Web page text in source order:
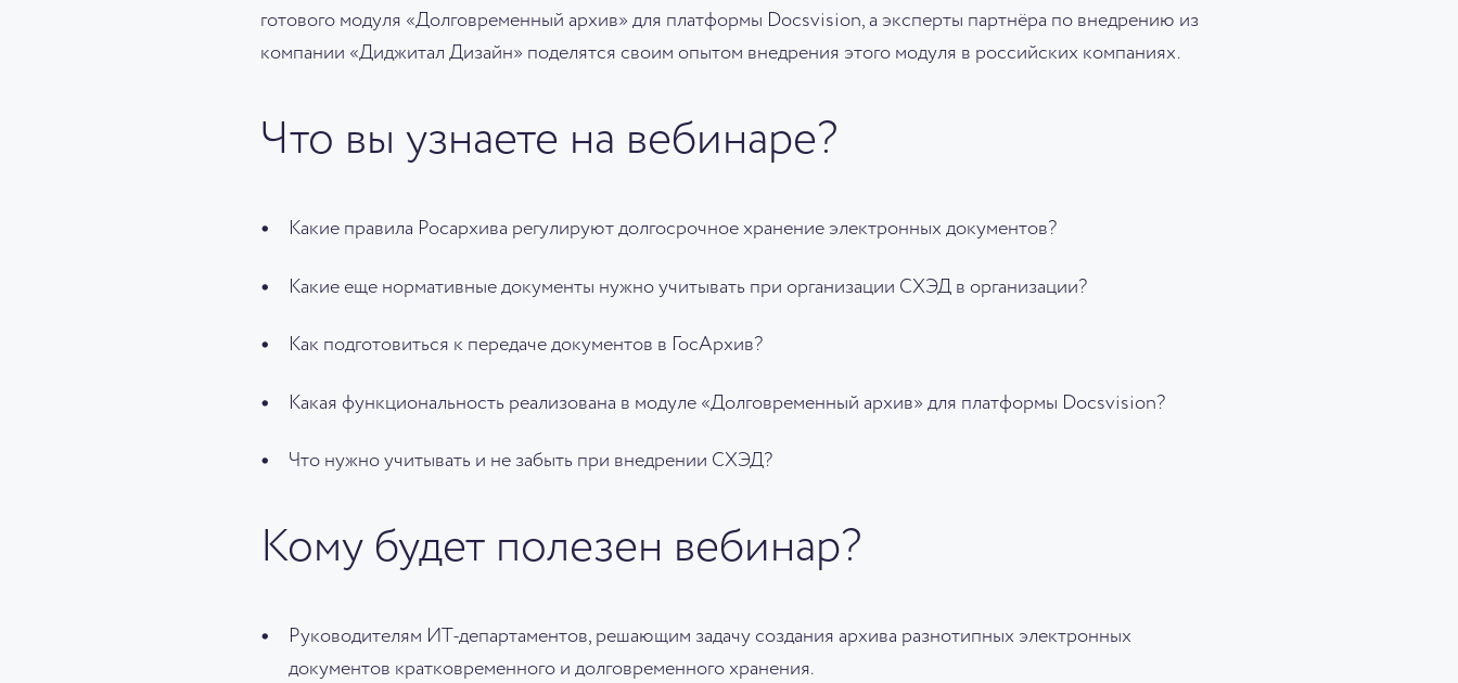
готового модуля «Долговременный архив» для платформы Docsvision, а эксперты партнёра по внедрению из
компании «Диджитал Дизайн» поделятся своим опытом внедрения этого модуля в российских компаниях.
Что вы узнаете на вебинаре?
Какие правила Росархива регулируют долгосрочное хранение электронных документов?
Какие еще нормативные документы нужно учитывать при организации СХЭД в организации?
Как подготовиться к передаче документов в ГосАрхив?
Какая функциональность реализована в модуле «Долговременный архив» для платформы Docsvision?
Что нужно учитывать и не забыть при внедрении СХЭД?
Кому будет полезен вебинар?
Руководителям ИТ-департаментов, решающим задачу создания архива разнотипных электронных
документов кратковременного и долговременного хранения.